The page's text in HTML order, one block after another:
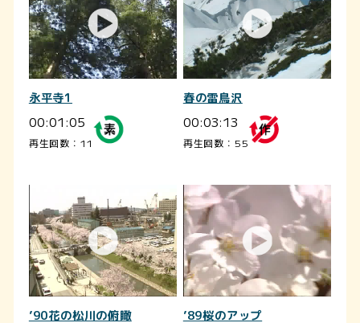
永平寺1
00:01:05
再生回数：11
春の雷鳥沢
00:03:13
再生回数：55
’90花の松川の俯瞰 ’89桜のアップ